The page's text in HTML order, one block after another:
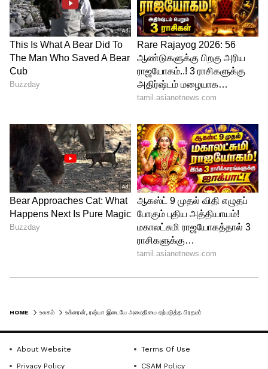
HOME உலகம்
About Website
Terms Of Use
Privacy Policy
CSAM Policy